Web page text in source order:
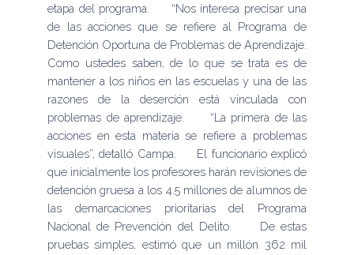
etapa del programa. “Nos interesa precisar una
de las acciones que se refiere al Programa de
Detención Oportuna de Problemas de Aprendizaje.
Como ustedes saben, de lo que se trata es de
mantener a los niños en las escuelas y una de las
razones de la deserción está vinculada con
problemas de aprendizaje. “La primera de las
acciones en esta materia se refiere a problemas
visuales”, detalló Campa. El funcionario explicó
que inicialmente los profesores harán revisiones de
detención gruesa a los 4.5 millones de alumnos de
las demarcaciones prioritarias del Programa
Nacional de Prevención del Delito. De estas
pruebas simples, estimó que un millón 362 mil